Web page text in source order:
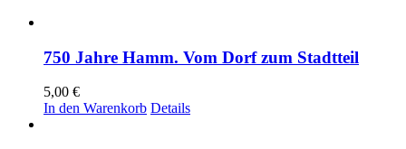
750 Jahre Hamm. Vom Dorf zum Stadtteil
5,00 €
In den Warenkorb Details